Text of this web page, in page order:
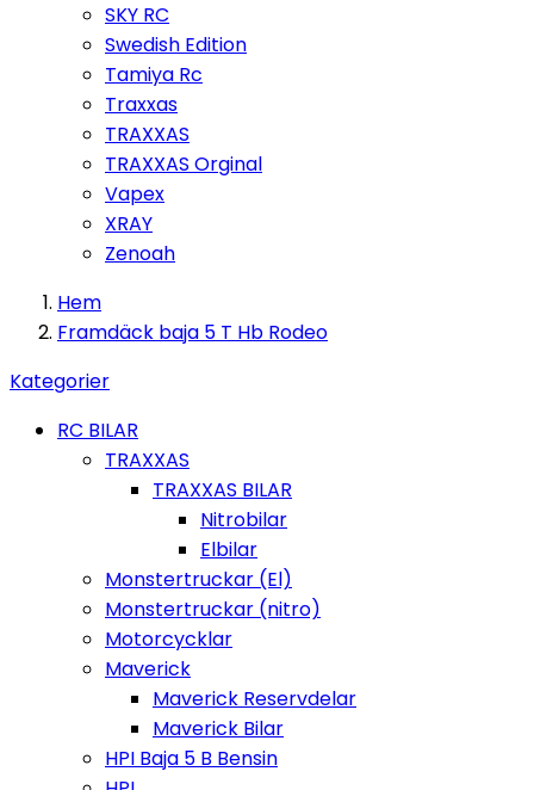
SKY RC
Swedish Edition
Tamiya Rc
Traxxas
TRAXXAS
TRAXXAS Orginal
Vapex
XRAY
Zenoah
Hem
Framdäck baja 5 T Hb Rodeo
Kategorier
RC BILAR
TRAXXAS
TRAXXAS BILAR
Nitrobilar
Elbilar
Monstertruckar (El)
Monstertruckar (nitro)
Motorcycklar
Maverick
Maverick Reservdelar
Maverick Bilar
HPI Baja 5 B Bensin